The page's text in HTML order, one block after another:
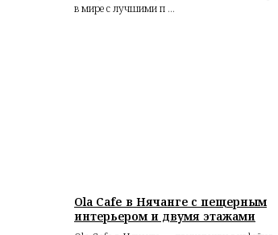
в мире с лучшими п ...
Ola Cafe в Нячанге с пещерным
интерьером и двумя этажами